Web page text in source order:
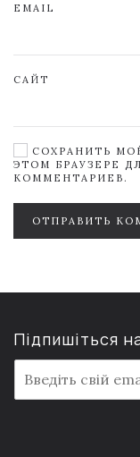
EMAIL
САЙТ
СОХРАНИТЬ
ЭТОМ БРАУЗЕРЕ
КОММЕНТАРИЕВ.
ОТПРАВИТЬ
Підпишіться
m
a